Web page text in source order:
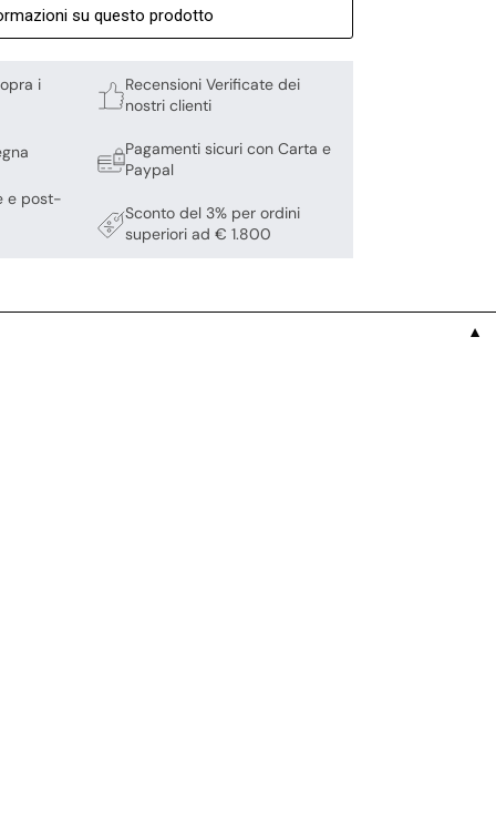
su questo prodotto
i
e post-
Recensioni Verificate dei
nostri clienti
Pagamenti sicuri con Carta e
Paypal
Sconto del 3% per ordini
superiori ad € 1.800
▼